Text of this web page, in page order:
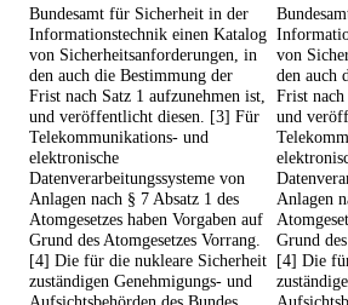
Bundesamt für Sicherheit in der
Informationstechnik einen Katalog
von Sicherheitsanforderungen, in
den auch die Bestimmung der
Frist nach Satz 1 aufzunehmen ist,
und veröffentlicht diesen. [3] Für
Telekommunikations- und
elektronische
Datenverarbeitungssysteme von
Anlagen nach § 7 Absatz 1 des
Atomgesetzes haben Vorgaben auf
Grund des Atomgesetzes Vorrang.
[4] Die für die nukleare Sicherheit
zuständigen Genehmigungs- und
von
den auch
Frist nach
und
Anlagen
Grund
[4] Die